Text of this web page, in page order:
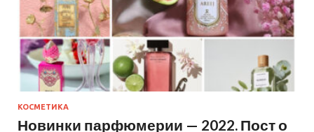
КОСМЕТИКА
Новинки парфюмерии — 2022. Пост о